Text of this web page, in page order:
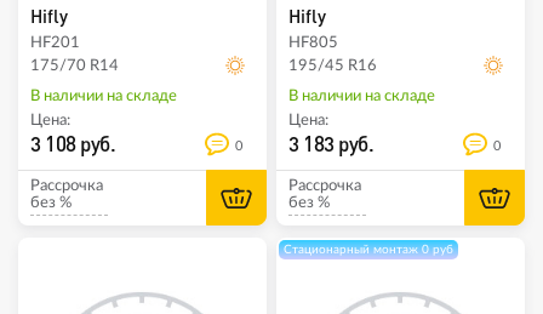
Hifly
HF201
175/70 R14
В наличии на складе
Цена:
3 108 руб. 0
Рассрочка
без %
Hifly
HF805
195/45 R16
В наличии на складе
Цена:
3 183 руб. 0
Рассрочка
без %
Стационарный монтаж 0 руб